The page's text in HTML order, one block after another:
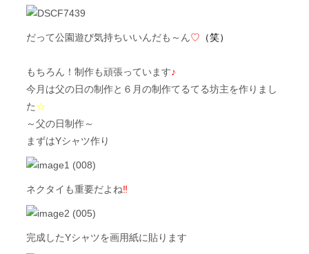
だって公園遊び気持ちいいんだも～ん♡ （笑）
もちろん！制作も頑張っています♪
今月は父の日の制作と６月の制作てるてる坊主を作りまし
た☆
～父の日制作～
まずはYシャツ作り
ネクタイも重要だよね‼
完成したYシャツを画用紙に貼ります